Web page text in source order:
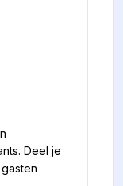
Deel je